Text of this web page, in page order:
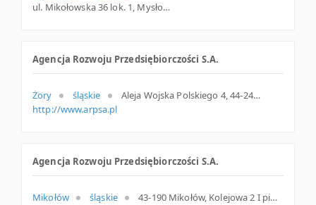
ul. Mikołowska 36 lok. 1, Mysłowice
Agencja Rozwoju Przedsiębiorczości S.A.
Żory śląskie
Aleja Wojska Polskiego 4, 44-240 Żory
http://www.arpsa.pl
Agencja Rozwoju Przedsiębiorczości S.A.
Mikołów śląskie 43-190 Mikołów, Kolejowa 2 I pietro p.110, śląskie